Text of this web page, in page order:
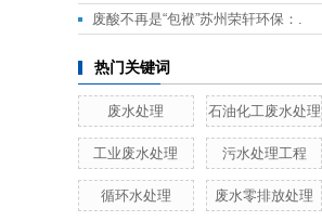
废酸不再是“包袱”苏州荣轩环保：.
热门关键词
废水处理 石油化工废水处理
工业废水处理 污水处理工程
循环水处理 废水零排放处理